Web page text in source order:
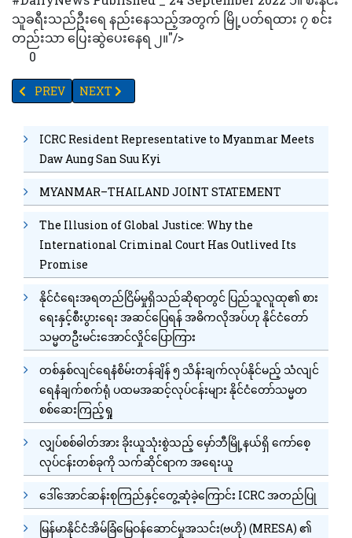
သူခရီးသည်ဦးရေ နည်းနေသည့်အတွက် မြို့ပတ်ရထား ၇ စင်း
တည်းသာ ပြေးဆွဲပေးနေရ ၂။"/>
0
PREVIOUS ARTICLE: ကိုဗစ်လှိုင်းအသစ်လာနေပြီလား အပိုင်း(၂)
PREV NEXT ARTICLE: ကိုဗစ်လှိုင်းအသစ်လာနေပြီလား အပိုင်း(
NEXT
ICRC Resident Representative to Myanmar Meets
Daw Aung San Suu Kyi
MYANMAR–THAILAND JOINT STATEMENT
The Illusion of Global Justice: Why the
International Criminal Court Has Outlived Its
Promise
နိုင်ငံရေးအရတည်ငြိမ်မှုရှိသည်ဆိုရာတွင် ပြည်သူလူထု၏ စား
ရေးနှင့်စီးပွားရေး အဆင်ပြေရန် အဓိကလိုအပ်ဟု နိုင်ငံတော်
သမ္မတဦးမင်းအောင်လှိုင်ပြောကြား
တစ်နှစ်လျင်ရေနံစိမ်းတန်ချိန် ၅ သိန်းချက်လုပ်နိုင်မည့် သံလျင်
ရေနံချက်စက်ရုံ ပထမအဆင့်လုပ်ငန်းများ နိုင်ငံတော်သမ္မတ
စစ်ဆေးကြည့်ရှု
လျှပ်စစ်ဓါတ်အား ခိုးယူသုံးစွဲသည့် မှော်ဘီမြို့နယ်ရှိ ကော်စေ့
လုပ်ငန်းတစ်ခုကို သက်ဆိုင်ရာက အရေးယူ
ဒေါ်အောင်ဆန်းစုကြည်နှင့်တွေ့ဆုံခဲ့ကြောင်း ICRC အတည်ပြု
မြန်မာနိုင်ငံအိမ်ခြံမြေဝန်ဆောင်မှုအသင်း(ဗဟို) (MRESA) ၏